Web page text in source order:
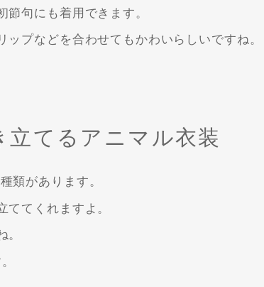
句にも着用できます。
プなどを合わせてもかわいらしいですね。
てるアニマル衣装
類があります。
てくれますよ。
。